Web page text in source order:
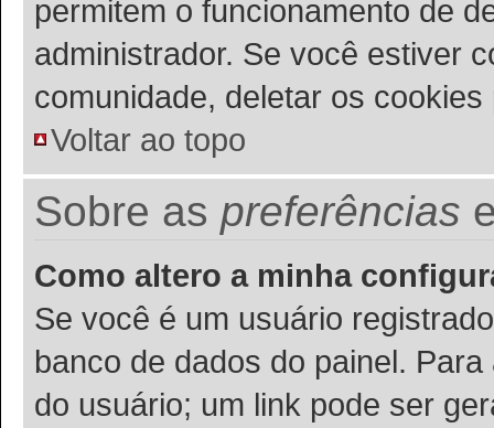
permitem o funcionamento de
administrador. Se você estiver
comunidade, deletar os
Voltar ao topo
Sobre as preferências
Como altero a minha
Se você é um usuário
banco de dados do painel.
do usuário; um link pode ser